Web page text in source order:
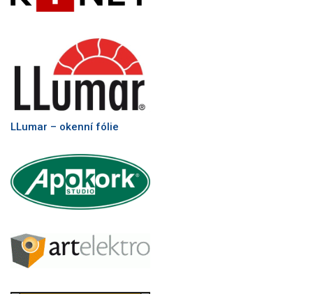
LLumar – okenní fólie